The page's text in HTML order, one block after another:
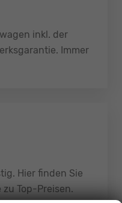
inkl. der
Immer
Hier finden Sie
Top-Preisen.